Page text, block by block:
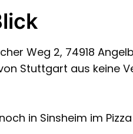
Weg 2, 74918
Stuttgart aus keine
in Sinsheim im